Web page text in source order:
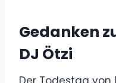
Gedanken
DJ Ötzi